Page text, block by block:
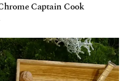
Captain Cook